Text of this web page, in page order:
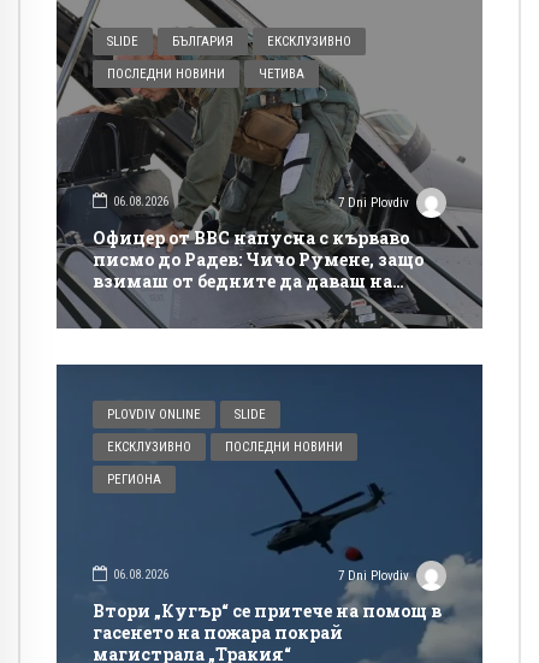
SLIDE БЪЛГАРИЯ ЕКСКЛУЗИВНО
ПОСЛЕДНИ НОВИНИ ЧЕТИВА
06.08.2026 7 Dni Plovdiv
Офицер от ВВС напусна с кърваво
писмо до Радев: Чичо Румене, защо
взимаш от бедните да даваш на
богатите?
PLOVDIV ONLINE SLIDE
ЕКСКЛУЗИВНО ПОСЛЕДНИ НОВИНИ
РЕГИОНА
06.08.2026 7 Dni Plovdiv
Втори „Кугър“ се притече на помощ в
гасенето на пожара покрай
магистрала „Тракия“